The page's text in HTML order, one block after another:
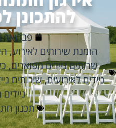
להתכונן
פברואר 15, 2026
הזמנת שירותים לאירוע,
שרותים ניידים מפוארים,
ניידים לאירועים,שירותים
תכנון